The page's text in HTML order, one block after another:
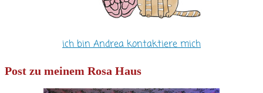
ich bin Andrea kontaktiere mich
Post zu meinem Rosa Haus